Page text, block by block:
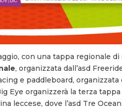
con una tappa regionale di
, organizzata dall’asd
e paddleboard, organizzata
Eye organizzerà la terza
leccese, dove l’asd Tre